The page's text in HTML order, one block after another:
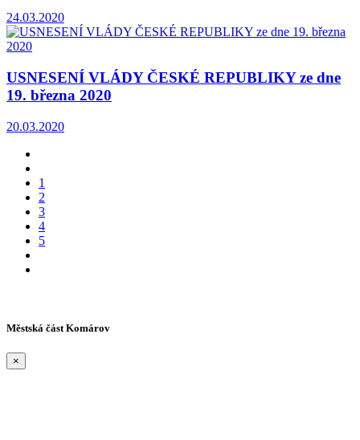
24.03.2020
USNESENÍ VLÁDY ČESKÉ REPUBLIKY ze dne
19. března 2020
20.03.2020
1
2
3
4
5
Městská část Komárov
×